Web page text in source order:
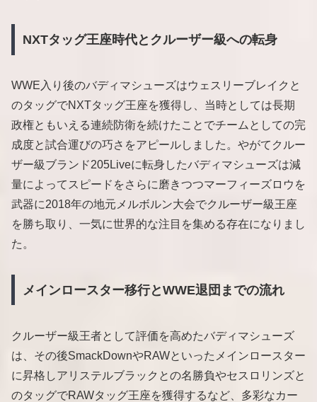
NXTタッグ王座時代とクルーザー級への転身
WWE入り後のバディマシューズはウェスリーブレイクと
のタッグでNXTタッグ王座を獲得し、当時としては長期
政権ともいえる連続防衛を続けたことでチームとしての完
成度と試合運びの巧さをアピールしました。やがてクルー
ザー級ブランド205Liveに転身したバディマシューズは減
量によってスピードをさらに磨きつつマーフィーズロウを
武器に2018年の地元メルボルン大会でクルーザー級王座
を勝ち取り、一気に世界的な注目を集める存在になりまし
た。
メインロースター移行とWWE退団までの流れ
クルーザー級王者として評価を高めたバディマシューズ
は、その後SmackDownやRAWといったメインロースター
に昇格しアリステルブラックとの名勝負やセスロリンズと
のタッグでRAWタッグ王座を獲得するなど、多彩なカー